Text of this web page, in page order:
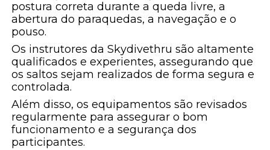
postura correta durante a queda livre, a
abertura do paraquedas, a navegação e o
pouso.
Os instrutores da Skydivethru são altamente
qualificados e experientes, assegurando que
os saltos sejam realizados de forma segura e
controlada.
Além disso, os equipamentos são revisados
regularmente para assegurar o bom
funcionamento e a segurança dos
participantes.